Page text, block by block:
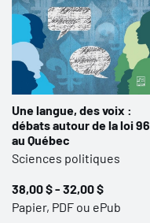
Une langue, des voix :
débats autour de la loi 96
au Québec
Sciences politiques
38,00 $ - 32,00 $
Papier, PDF ou ePub